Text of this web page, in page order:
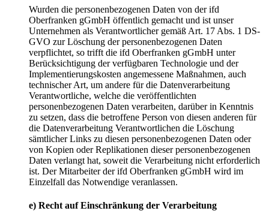
Wurden die personenbezogenen Daten von der ifd
Oberfranken gGmbH öffentlich gemacht und ist unser
Unternehmen als Verantwortlicher gemäß Art. 17 Abs. 1 DS-
GVO zur Löschung der personenbezogenen Daten
verpflichtet, so trifft die ifd Oberfranken gGmbH unter
Berücksichtigung der verfügbaren Technologie und der
Implementierungskosten angemessene Maßnahmen, auch
technischer Art, um andere für die Datenverarbeitung
Verantwortliche, welche die veröffentlichten
personenbezogenen Daten verarbeiten, darüber in Kenntnis
zu setzen, dass die betroffene Person von diesen anderen für
die Datenverarbeitung Verantwortlichen die Löschung
sämtlicher Links zu diesen personenbezogenen Daten oder
von Kopien oder Replikationen dieser personenbezogenen
Daten verlangt hat, soweit die Verarbeitung nicht erforderlich
ist. Der Mitarbeiter der ifd Oberfranken gGmbH wird im
Einzelfall das Notwendige veranlassen.
e) Recht auf Einschränkung der Verarbeitung